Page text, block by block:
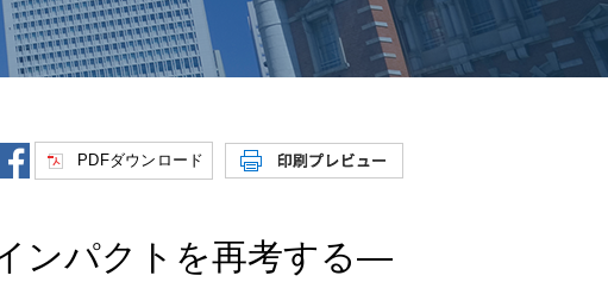
PDFダウンロード
ンパクトを再考する―